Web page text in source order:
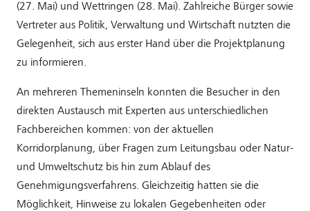
(27. Mai) und Wettringen (28. Mai). Zahlreiche Bürger sowie
Vertreter aus Politik, Verwaltung und Wirtschaft nutzten die
Gelegenheit, sich aus erster Hand über die Projektplanung
zu informieren.
An mehreren Themeninseln konnten die Besucher in den
direkten Austausch mit Experten aus unterschiedlichen
Fachbereichen kommen: von der aktuellen
Korridorplanung, über Fragen zum Leitungsbau oder Natur-
und Umweltschutz bis hin zum Ablauf des
Genehmigungsverfahrens. Gleichzeitig hatten sie die
Möglichkeit, Hinweise zu lokalen Gegebenheiten oder